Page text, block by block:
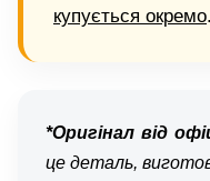
купується окремо.
*Оригінал від
це деталь,